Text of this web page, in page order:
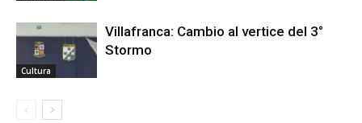
Cultura
Villafranca: Cambio al vertice del 3°
Stormo